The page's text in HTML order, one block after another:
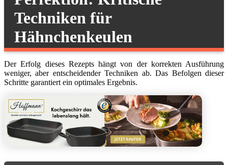
Techniken für
Hähnchenkeulen
Der Erfolg dieses Rezepts hängt von der korrekten Ausführung
weniger, aber entscheidender Techniken ab. Das Befolgen dieser
Schritte garantiert ein optimales Ergebnis.